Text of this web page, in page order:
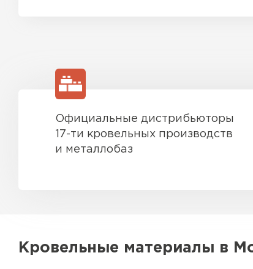
Водосточная система
Официальные дистрибьюторы
17-ти кровельных производств
и металлобаз
Кровельные материалы в